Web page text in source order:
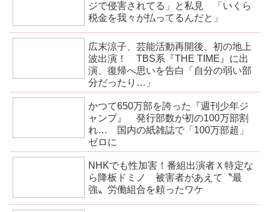
ジで侵害されてる」と私見 「いくら
税金を我々が払ってるんだと」
広末涼子、芸能活動再開後、初の地上
波出演！ TBS系『THE TIME』に出
演、復帰へ思いを告白「自分の弱い部
分だったり…」
かつて650万部を誇った『週刊少年ジ
ャンプ』 発行部数が初の100万部割
れ… 国内の紙雑誌で「100万部超」
ゼロに
NHKでも性加害！番組出演者Ｘ特定な
ら降板ドミノ 被害者があえて〝最
強〟労働組合を頼ったワケ